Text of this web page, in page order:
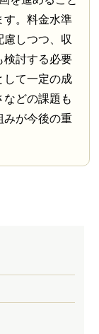
す。料金水準
慮しつつ、収
検討する必要
して一定の成
どの課題も
みが今後の重